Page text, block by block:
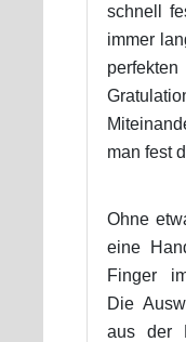
schnell
immer
man fest
Ohne
eine
Finger
Die
aus der